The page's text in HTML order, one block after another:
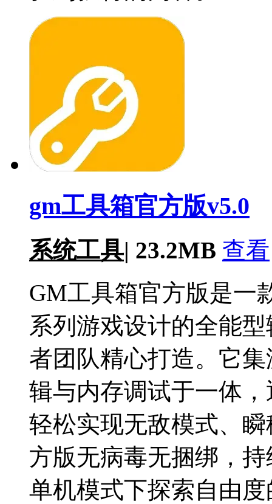
gm工具箱官方版v5.0
系统工具| 23.2MB 查看
GM工具箱官方版是一
系列游戏设计的全能
者团队精心打造。它
辑与内存调试于一体
轻松实现无敌模式、
方版无病毒无捆绑，
单机模式下探索自由